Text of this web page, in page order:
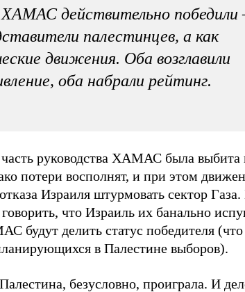
действительно победили
палестинцев, а как
движения. Оба возглавили
оба набрали рейтинг.
руководства ХАМАС была выбита
потери восполнят, и при этом
Израиля штурмовать сектор
что Израиль их банально
будут делить статус победителя
в Палестине выборов).
безусловно, проиграла. И